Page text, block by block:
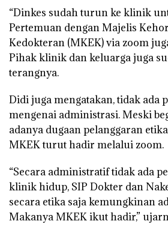
“Dinkes sudah turun ke klinik
Pertemuan dengan Majelis
Kedokteran (MKEK) via zoom
Pihak klinik dan keluarga juga
terangnya.
Didi juga mengatakan, tidak ada
mengenai administrasi. Meski
adanya dugaan pelanggaran
MKEK turut hadir melalui zoom.
“Secara administratif tidak ada
klinik hidup, SIP Dokter dan
secara etika saja kemungkinan
Makanya MKEK ikut hadir,”